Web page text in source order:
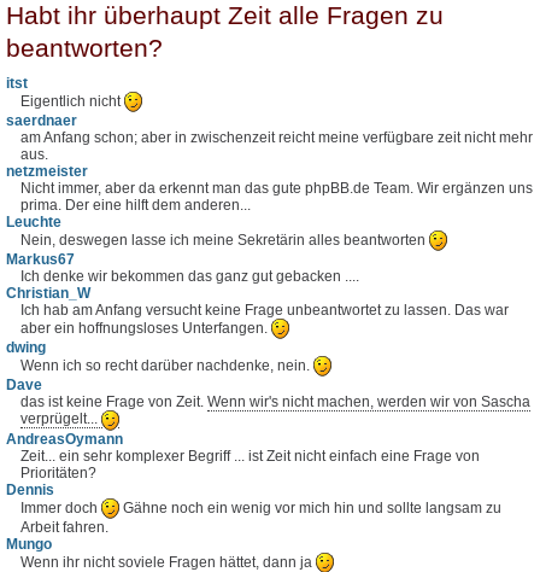
Habt ihr überhaupt Zeit alle Fragen zu
beantworten?
itst
Eigentlich nicht
saerdnaer
am Anfang schon; aber in zwischenzeit reicht meine verfügbare zeit nicht mehr
aus.
netzmeister
Nicht immer, aber da erkennt man das gute phpBB.de Team. Wir ergänzen uns
prima. Der eine hilft dem anderen...
Leuchte
Nein, deswegen lasse ich meine Sekretärin alles beantworten
Markus67
Ich denke wir bekommen das ganz gut gebacken ....
Christian_W
Ich hab am Anfang versucht keine Frage unbeantwortet zu lassen. Das war
aber ein hoffnungsloses Unterfangen.
dwing
Wenn ich so recht darüber nachdenke, nein.
Dave
das ist keine Frage von Zeit. Wenn wir's nicht machen, werden wir von Sascha
verprügelt...
AndreasOymann
Zeit... ein sehr komplexer Begriff ... ist Zeit nicht einfach eine Frage von
Prioritäten?
Dennis
Immer doch
Gähne noch ein wenig vor mich hin und sollte langsam zu
Arbeit fahren.
Mungo
Wenn ihr nicht soviele Fragen hättet, dann ja